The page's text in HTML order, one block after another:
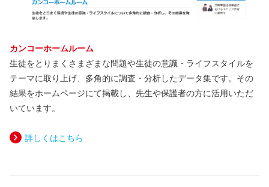
カンコーホームルーム
生徒をとりまくさまざまな問題や生徒の意識・ライフスタイルを
テーマに取り上げ、多角的に調査・分析したデータ集です。その
結果をホームページにて掲載し、先生や保護者の方に活用いただ
いています。
詳しくはこちら